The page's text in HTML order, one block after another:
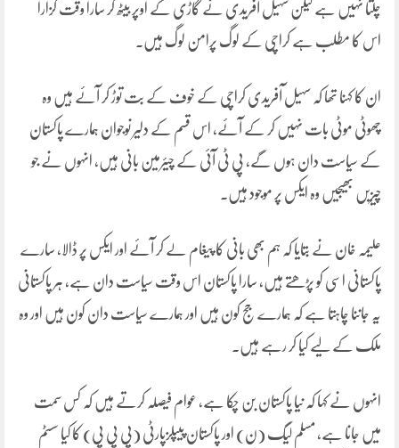
چلتا نہیں ہے لیکن سہیل آفریدی نے گاڑی کے اوپر بیٹھ کر سارا وقت گزارا
اس کا مطلب ہے کراچی کے لوگ پرامن لوگ ہیں۔
ان کا کہنا تھا کہ سہیل آفریدی کراچی کے خوف کے بت توڑ کر آئے ہیں وہ
چھوٹی موٹی بات نہیں کر کے آئے، اس قسم کے دلیر نوجوان ہمارے پاکستان
کے سیاست دان ہوں گے، پی ٹی آئی کے چیئرمین بانی ہیں، انہوں نے جو
چیزیں بھیجیں وہ ایکس پر موجود ہیں۔
علیمہ خان نے بتایا کہ ہم بھی بانی کا پیغام لے کر آئے اور ایکس پر ڈالا، سارے
پاکستانی اسی کو پڑھتے ہیں، سارا پاکستان اس وقت سیاست دان ہے، ہر پاکستانی
یہ جاننا چاہتا ہے کہ ہمارے جج کون ہیں اور ہمارے سیاست دان کون ہیں اور وہ
ملک کے لیے کیا کر رہے ہیں۔
انہوں نے کہا کہ نیا پاکستان بن چکا ہے، عوام فیصلہ کرتے ہیں کہ کس سمت
میں جانا ہے، مسلم لیگ (ن) اور پاکستان پیپلزپارٹی (پی پی پی) کا کیا سسٹم